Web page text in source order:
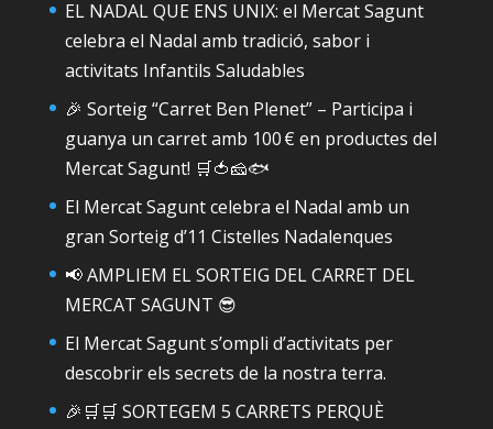
EL NADAL QUE ENS UNIX: el Mercat Sagunt
celebra el Nadal amb tradició, sabor i
activitats Infantils Saludables
🎉 Sorteig “Carret Ben Plenet” – Participa i
guanya un carret amb 100 € en productes del
Mercat Sagunt! 🛒🍅🧀🐟
El Mercat Sagunt celebra el Nadal amb un
gran Sorteig d’11 Cistelles Nadalenques
📢 AMPLIEM EL SORTEIG DEL CARRET DEL
MERCAT SAGUNT 😎
El Mercat Sagunt s’ompli d’activitats per
descobrir els secrets de la nostra terra.
🎉🛒🛒 SORTEGEM 5 CARRETS PERQUÈ